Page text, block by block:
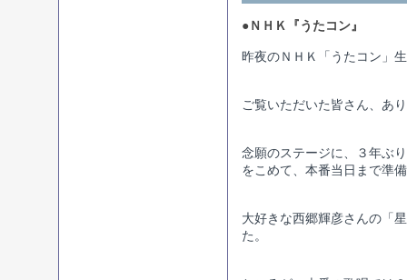
●ＮＨＫ『うたコン』
昨夜のＮＨＫ「うたコン」
ご覧いただいた皆さん、あ
念願のステージに、３年ぶ
をこめて、本番当日まで準
大好きな西郷輝彦さんの「
た。